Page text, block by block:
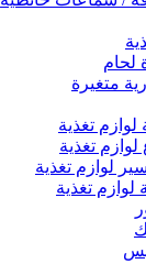
لحام
متغيرة
لوازم تغذية
تغذية
لوازم تغذية
لوازم تغذية